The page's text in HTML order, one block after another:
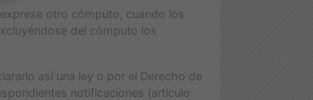
otro cómputo, cuando los
del cómputo los
así una ley o por el Derecho de
notificaciones (artículo